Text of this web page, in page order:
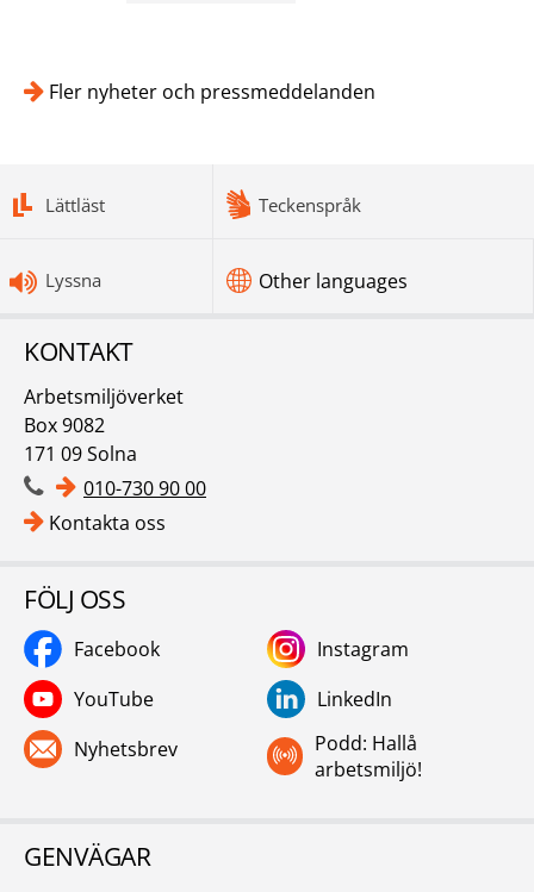
Fler nyheter och pressmeddelanden
Lättläst Teckenspråk
Lyssna Other languages
KONTAKT
Arbetsmiljöverket
Box 9082
171 09 Solna
010-730 90 00
Kontakta oss
FÖLJ OSS
Facebook
Instagram
YouTube
LinkedIn
Nyhetsbrev
Podd: Hallå
arbetsmiljö!
GENVÄGAR